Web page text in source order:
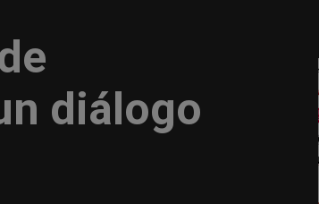
diálogo